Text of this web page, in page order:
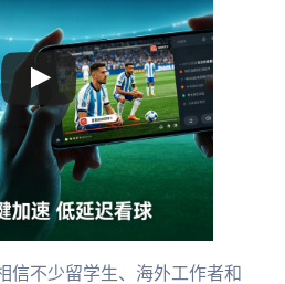
信不少留学生、海外工作者和